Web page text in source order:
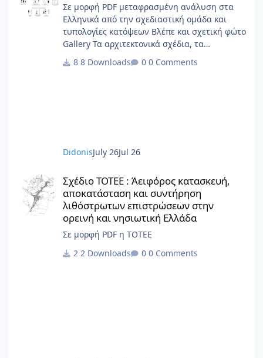
Σε μορφή PDF μεταφρασμένη ανάλυση στα
Ελληνικά από την σχεδιαστική ομάδα και
τυπολογίες κατόψεων Βλέπε και σχετική φώτο
Gallery Τα αρχιτεκτονικά σχέδια, τα
διαγράμματα, το γραφικό υλικό, το
ερευνητικό περιεχόμενο και οι αρχές
ar.nl www.st-ar.nl
8 Downloads 0 Comments
DidonisJuly 26Jul 26
Σχέδιο ΤΟΤΕΕ : Άειφόρος κατασκευή, αποκατάσταση και
Σχέδιο ΤΟΤΕΕ : Άειφόρος κατασκευή,
αποκατάσταση και συντήρηση
λιθόστρωτων επιστρώσεων στην
ορεινή και νησιωτική Ελλάδα
Σε μορφή PDF η ΤΟΤΕΕ
2 Downloads
0 Comments